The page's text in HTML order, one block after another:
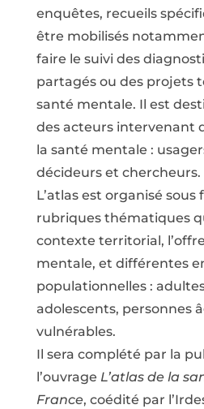
enquêtes, recueils
être mobilisés
faire le suivi des
partagés ou des projets
santé mentale. Il est
des acteurs intervenant
la santé mentale :
décideurs et chercheurs.
L’atlas est organisé sous
rubriques thématiques
contexte territorial,
mentale, et différentes
populationnelles :
adolescents, personnes
vulnérables.
Il sera complété par la
l’ouvrage L’atlas de la
France, coédité par